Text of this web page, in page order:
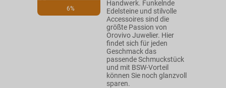
6%
Handwerk. Funkelnde
Edelsteine und stilvolle
Accessoires sind die
größte Passion von
Orovivo Juwelier. Hier
findet sich für jeden
Geschmack das
passende Schmuckstück
und mit BSW-Vorteil
können Sie noch glanzvoll
sparen.